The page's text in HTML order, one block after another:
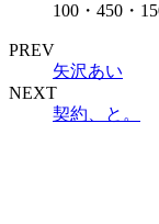
100・450・
PREV
矢沢あい
NEXT
契約、と。